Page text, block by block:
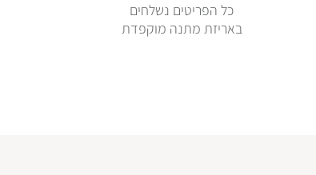
כל הפריטים נשלחים
באריזת מתנה מוקפדת